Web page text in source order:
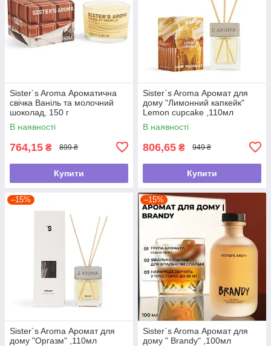
Sister`s Aroma Ароматична
свічка Ваніль та молочний
шоколад, 150 г
В наявності
764,15 ₴ 899 ₴
Купити
Sister`s Aroma Аромат для
дому "Лимонний капкейк"
Lemon cupcake ,110мл
В наявності
806,65 ₴ 949 ₴
Купити
–15%
Sister`s Aroma Аромат для
дому "Оргазм" ,110мл
–15%
Sister`s Aroma Аромат для
дому " Brandy" ,100мл